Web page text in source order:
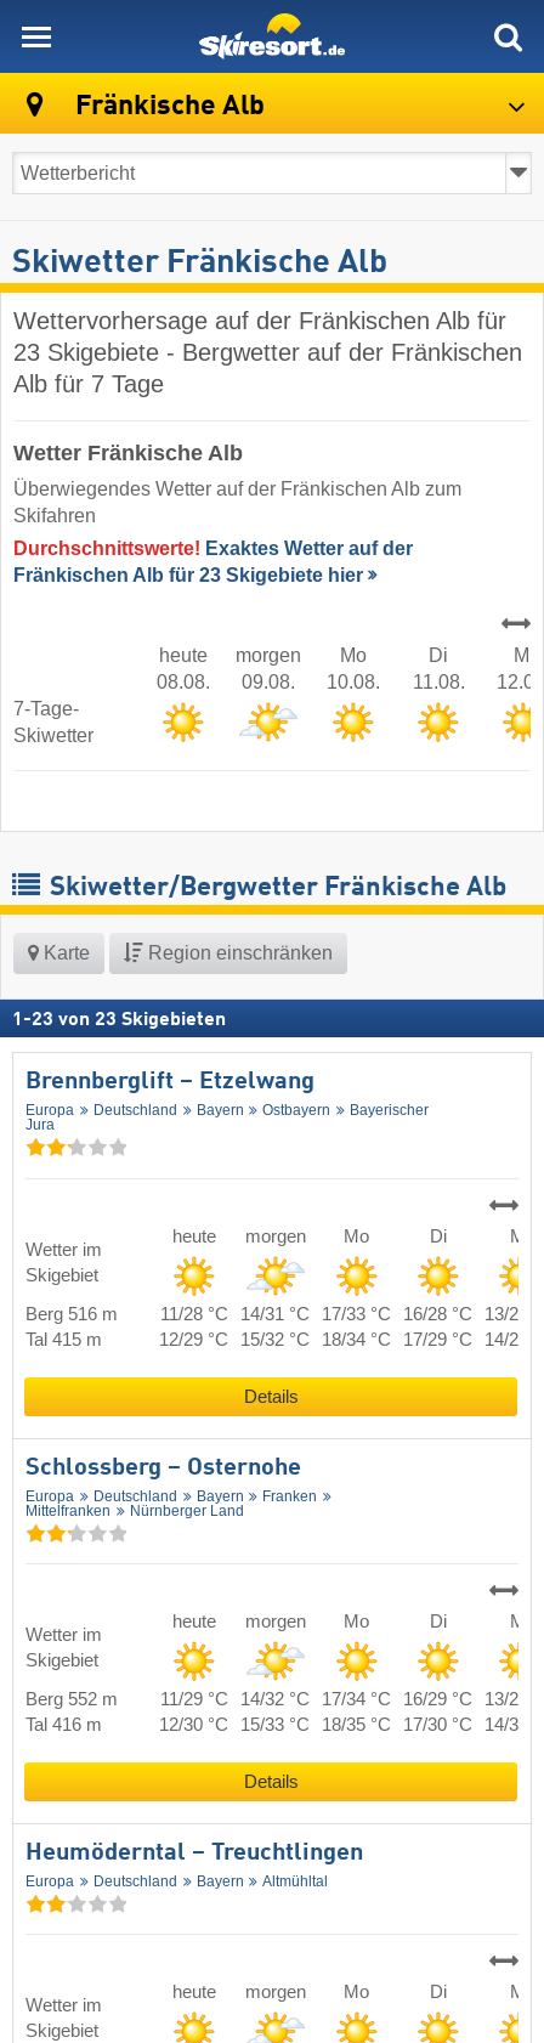
Fränkische Alb
Skiwetter Fränkische Alb
Wettervorhersage auf der Fränkischen Alb für
23 Skigebiete - Bergwetter auf der Fränkischen
Alb für 7 Tage
Wetter Fränkische Alb
Überwiegendes Wetter auf der Fränkischen Alb zum
Skifahren
Durchschnittswerte! Exaktes Wetter auf der
Fränkischen Alb für 23 Skigebiete hier
heute
08.08.
morgen
09.08.
Mo
10.08.
Di
11.08.
Mi
7-Tage-
Skiwetter
Skiwetter/Bergwetter Fränkische Alb
Karte Region einschränken
1 -23 von 23 Skigebieten
Brennberglift – Etzelwang
Europa Deutschland Bayern Ostbayern
Bayerischer
Jura
Wetter im
Skigebiet
heute morgen Mo Di Mi
Berg 516 m 11/28 °C 14/31 °C 17/33 °C 16/28 °C
13/28
Tal 415 m
12/29 °C 15/32 °C 18/34 °C 17/29 °C 14/29
Details
Schlossberg – Osternohe
Europa Deutschland Bayern
Franken
Mittelfranken
Nürnberger Land
Wetter im
Skigebiet
heute morgen Mo Di Mi
Berg 552 m 11/29 °C 14/32 °C 17/34 °C 16/29 °C
13/29
Tal 416 m
12/30 °C 15/33 °C 18/35 °C 17/30 °C 14/30
Details
Heumöderntal – Treuchtlingen
Europa Deutschland Bayern Altmühltal
Wetter im
Skigebiet
heute morgen Mo Di Mi